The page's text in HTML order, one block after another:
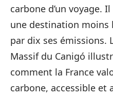
carbone d’un voyage.
une destination
par dix ses émissions.
Massif du Canigó
comment la France
carbone, accessible et